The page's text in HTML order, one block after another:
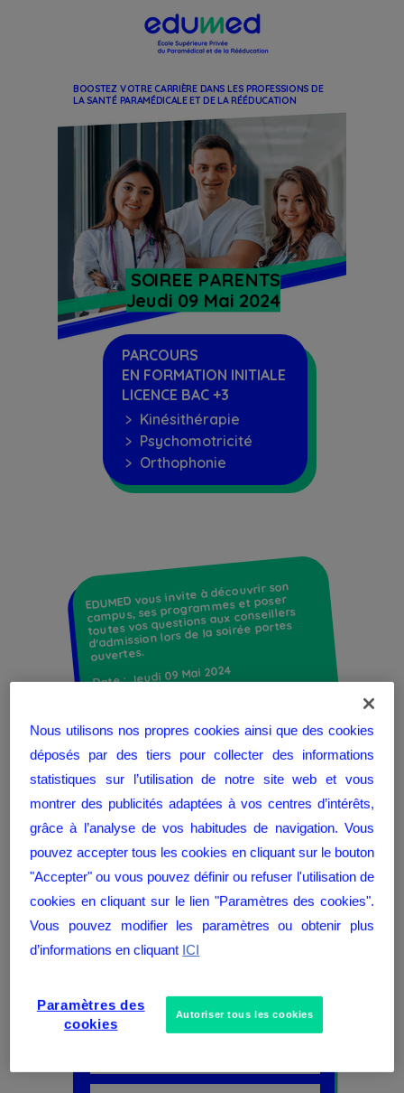
BOOSTEZ VOTRE CARRIÈRE DANS LES PROFESSIONS DE
LA SANTÉ PARAMÉDICALE ET DE LA RÉÉDUCATION
PARCOURS
﹥ Kinésithérapie
﹥ Psychomotricité
﹥ Orthophonie
EN FORMATION INITIALE
LICENCE BAC +3
EDUMED vous invite à découvrir son
campus, ses programmes et poser
toutes vos questions aux conseillers
d'admission lors de la soirée portes
ouvertes.
Date : Jeudi 09 Mai 2024
Heure : de 16h à 19h
Nos chargés d’admission seront là pour
t’accueillir et t'orienter dans tes choix.
inscris-toi vite
SOIREE PARENTS
Jeudi 09 Mai 2024
Nous utilisons nos propres cookies ainsi que des cookies
déposés par des tiers pour collecter des informations
statistiques sur l’utilisation de notre site web et vous
montrer des publicités adaptées à vos centres d’intérêts,
grâce à l’analyse de vos habitudes de navigation. Vous
pouvez accepter tous les cookies en cliquant sur le bouton
"Accepter" ou vous pouvez définir ou refuser l'utilisation de
cookies en cliquant sur le lien "Paramètres des cookies".
Vous pouvez modifier les paramètres ou obtenir plus
d’informations en cliquant ICI
Paramètres des
cookies
Autoriser tous les cookies